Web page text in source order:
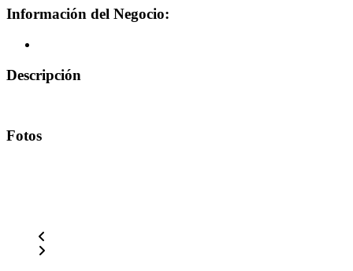
Información del Negocio:
Descripción
Fotos